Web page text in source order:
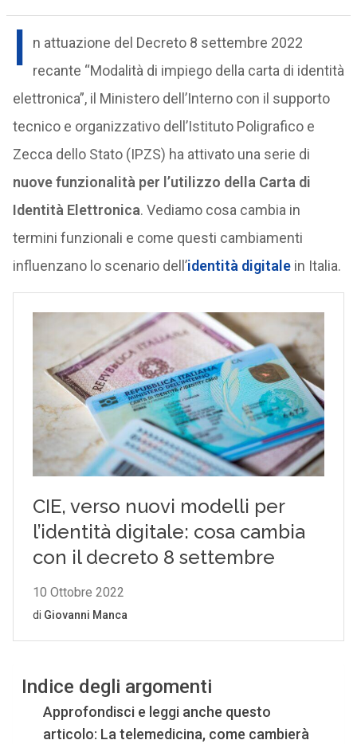
I
n attuazione del Decreto 8 settembre 2022
recante “Modalità di impiego della carta di identità
elettronica”, il Ministero dell’Interno con il supporto
tecnico e organizzativo dell’Istituto Poligrafico e
Zecca dello Stato (IPZS) ha attivato una serie di
nuove funzionalità per l’utilizzo della Carta di
Identità Elettronica. Vediamo cosa cambia in
termini funzionali e come questi cambiamenti
influenzano lo scenario dell’identità digitalein Italia.
Indice degli argomenti
Approfondisci e leggi anche questo
articolo: La telemedicina, come cambierà